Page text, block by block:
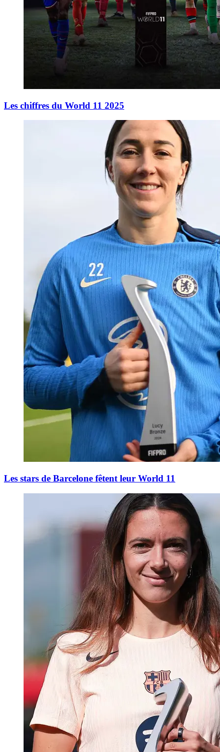
Les chiffres du World 11 2025
Les stars de Barcelone fêtent leur World 11